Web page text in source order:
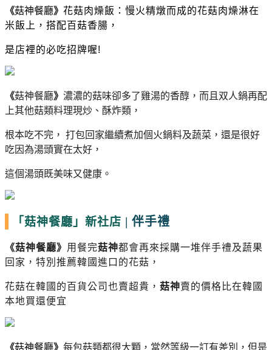
《菇神餐廳》 花菇肉燥飯：慢火精燉而成的花菇肉燥淋在
米飯上，搭配百菇香腸，
是店裡的必吃招牌喔!
《菇神餐廳》 濃濃的菇味卻多了雞湯的香醇，而且双人鍋再配
上其他菇類料理現炒、酥炸類 ，
根本吃不完， 打包回家繼續煮加個火鍋料及蔬菜，還是很好
吃因為湯頭實在太好，
這個湯頭既美味又健康。
「菇神餐廳」新社店 | 伴手禮
《菇神餐廳》 用餐完菇神都會再來採購一堆伴手禮及蔬果
回家，特別推薦韓國進口的花菇，
花菇在韓國的百貨公司也賣超貴， 菇神賣的價格比在韓國
本地買還便宜
《菇神餐廳》 每包菇類都很大顆， 當然等級一訂有差別，但是